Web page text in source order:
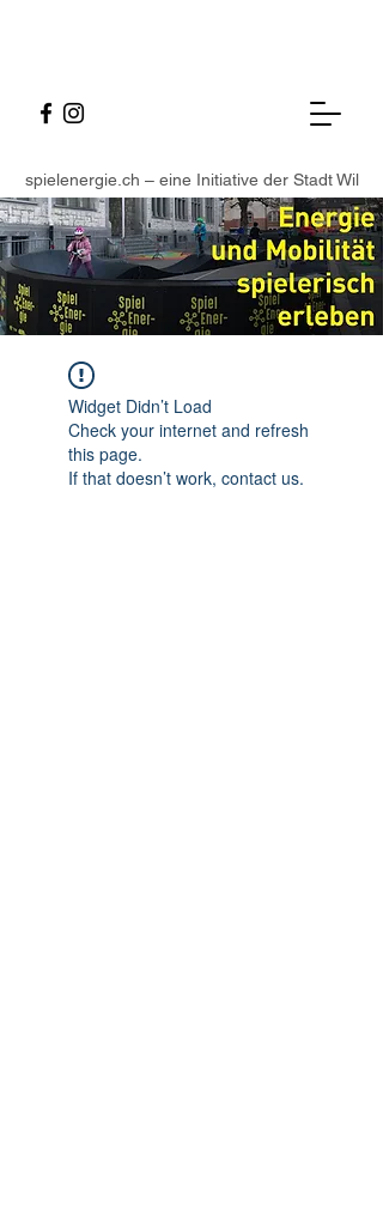
spielenergie.ch – eine Initiative der Stadt Wil
Widget Didn’t Load
Check your internet and refresh
this page.
If that doesn’t work, contact us.